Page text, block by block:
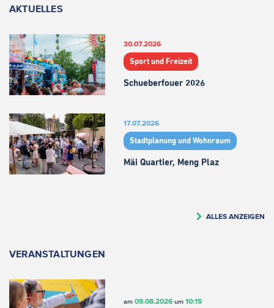
AKTUELLES
30.07.2026
Sport und Freizeit
Schueberfouer 2026
17.07.2026
Stadtplanung und Wohnraum
Mäi Quartier, Meng Plaz
ALLES ANZEIGEN
VERANSTALTUNGEN
am 09.08.2026um 10:15